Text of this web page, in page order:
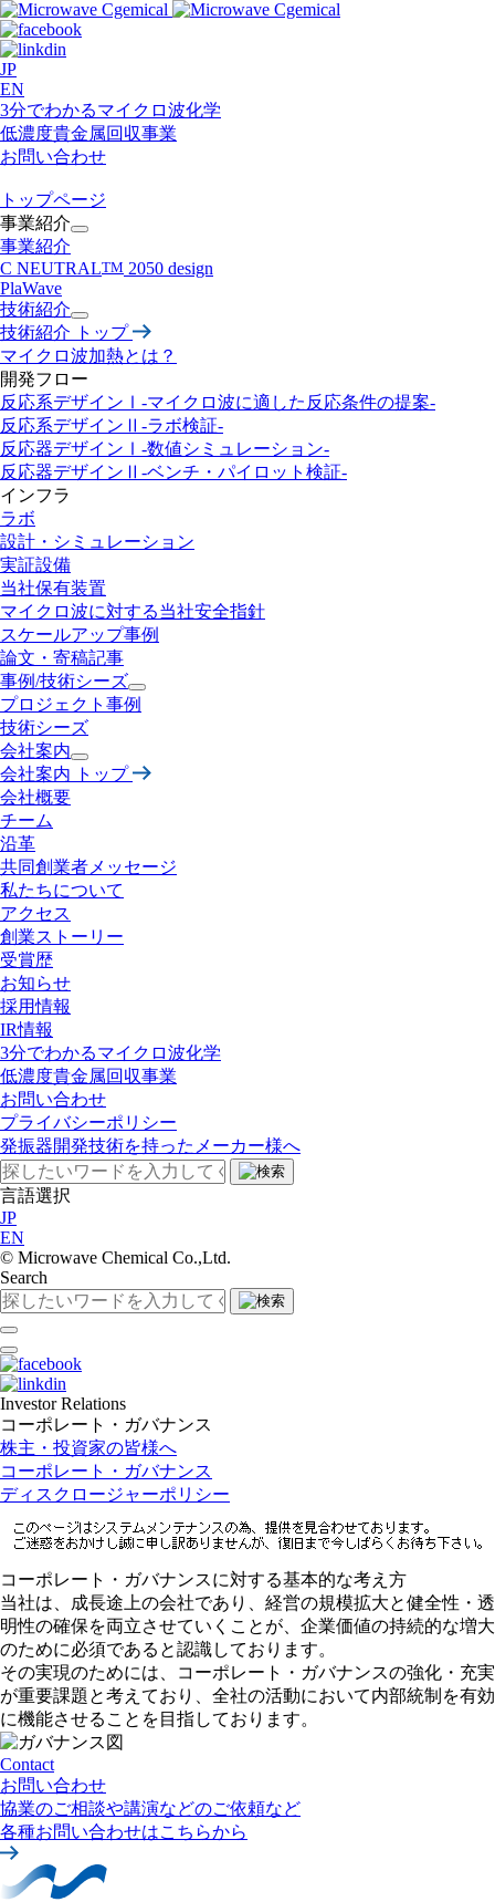
JP
EN
3分でわかるマイクロ波化学
低濃度貴金属回収事業​
お問い合わせ
トップページ
事業紹介
事業紹介
C NEUTRALTM 2050 design
PlaWave
技術紹介
技術紹介 トップ
マイクロ波加熱とは？
開発フロー
反応系デザインⅠ-マイクロ波に適した反応条件の提案-
反応系デザインⅡ -ラボ検証-
反応器デザインⅠ -数値シミュレーション-
反応器デザインⅡ -ベンチ・パイロット検証-
インフラ
ラボ
設計・ シミュレーション
実証設備
当社保有装置
マイクロ波に対する当社安全指針
スケールアップ事例
論文・寄稿記事
事例/技術シーズ
プロジェクト事例
技術シーズ
会社案内
会社案内 トップ
会社概要
チーム
沿革
共同創業者メッセージ
私たちについて
アクセス
創業ストーリー
受賞歴
お知らせ
採用情報
IR情報
3分でわかるマイクロ波化学
低濃度貴金属回収事業​
お問い合わせ
プライバシーポリシー
発振器開発技術を持ったメーカー様へ
言語選択
JP
EN
©︎ Microwave Chemical Co.,Ltd.
Search
Investor Relations
コーポレート・ガバナンス
株主・投資家の皆様へ
コーポレート・ガバナンス
ディスクロージャーポリシー
コーポレート・ガバナンスに対する基本的な考え方
当社は、成長途上の会社であり、経営の規模拡大と健全性・透
明性の確保を両立させていくことが、企業価値の持続的な増大
のために必須であると認識しております。
その実現のためには、コーポレート・ガバナンスの強化・充実
が重要課題と考えており、全社の活動において内部統制を有効
に機能させることを目指しております。
Contact
お問い合わせ
協業のご相談や講演などのご依頼など
各種お問い合わせはこちらから